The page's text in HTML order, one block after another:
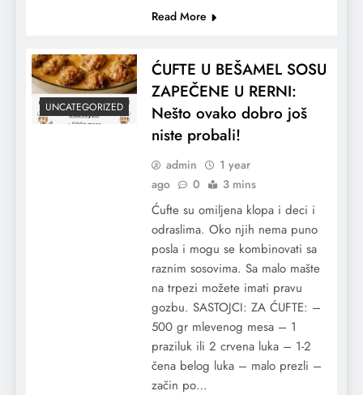
Read More
UNCATEGORIZED
ĆUFTE U BEŠAMEL SOSU
ZAPEČENE U RERNI:
Nešto ovako dobro još
niste probali!
admin
1 year
ago
0 3 mins
Ćufte su omiljena klopa i deci i
odraslima. Oko njih nema puno
posla i mogu se kombinovati sa
raznim sosovima. Sa malo mašte
na trpezi možete imati pravu
gozbu. SASTOJCI: ZA ĆUFTE: –
500 gr mlevenog mesa – 1
praziluk ili 2 crvena luka – 1-2
čena belog luka – malo prezli –
začin po…